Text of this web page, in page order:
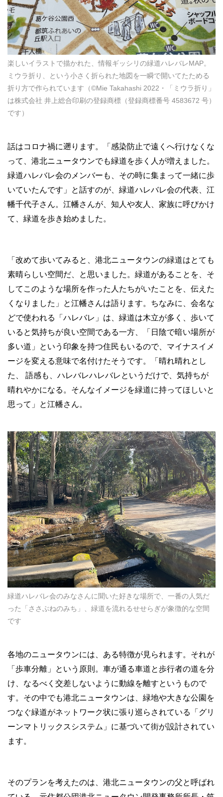
楽しいイラストで描かれた、情報ギッシリの緑道ハレバレMAP。
ミウラ折り、という小さく折られた地図を一瞬で開いてたためる
折り方で作られています（©Mie Takahashi 2022・「ミウラ折り」
は株式会社 井上総合印刷の登録商標（登録商標番号 4583672 号）
です）
話はコロナ禍に遡ります。「感染防止で遠くへ行けなくな
って、港北ニュータウンでも緑道を歩く人が増えました。
緑道ハレバレ会のメンバーも、その時に集まって一緒に歩
いていたんです」と話すのが、緑道ハレバレ会の代表、江
幡千代子さん。江幡さんが、知人や友人、家族に呼びかけ
て、緑道を歩き始めました。
「改めて歩いてみると、港北ニュータウンの緑道はとても
素晴らしい空間だ、と思いました。緑道があることを、そ
してこのような場所を作った人たちがいたことを、伝えた
くなりました」と江幡さんは語ります。ちなみに、会名な
どで使われる「ハレバレ」は、緑道は木立が多く、歩いて
いると気持ちが良い空間である一方、「日陰で暗い場所が
多い道」という印象を持つ住民もいるので、マイナスイメ
ージを変える意味で名付けたそうです。「晴れ晴れとし
た、 語感も、ハレバレハレバレというだけで、気持ちが
晴れやかになる。そんなイメージを緑道に持ってほしいと
思って」と江幡さん。
緑道ハレバレ会のみなさんに聞いた好きな場所で、一番の人気だ
った「ささぶねのみち」、緑道を流れるせせらぎが象徴的な空間
です
各地のニュータウンには、ある特徴が見られます。それが
「歩車分離」という原則。車が通る車道と歩行者の道を分
け、なるべく交差しないように動線を離すというもので
す。その中でも港北ニュータウンは、緑地や大きな公園を
つなぐ緑道がネットワーク状に張り巡らされている「グリ
ーンマトリックスシステム」に基づいて街が設計されてい
ます。
そのプランを考えたのは、港北ニュータウンの父と呼ばれ